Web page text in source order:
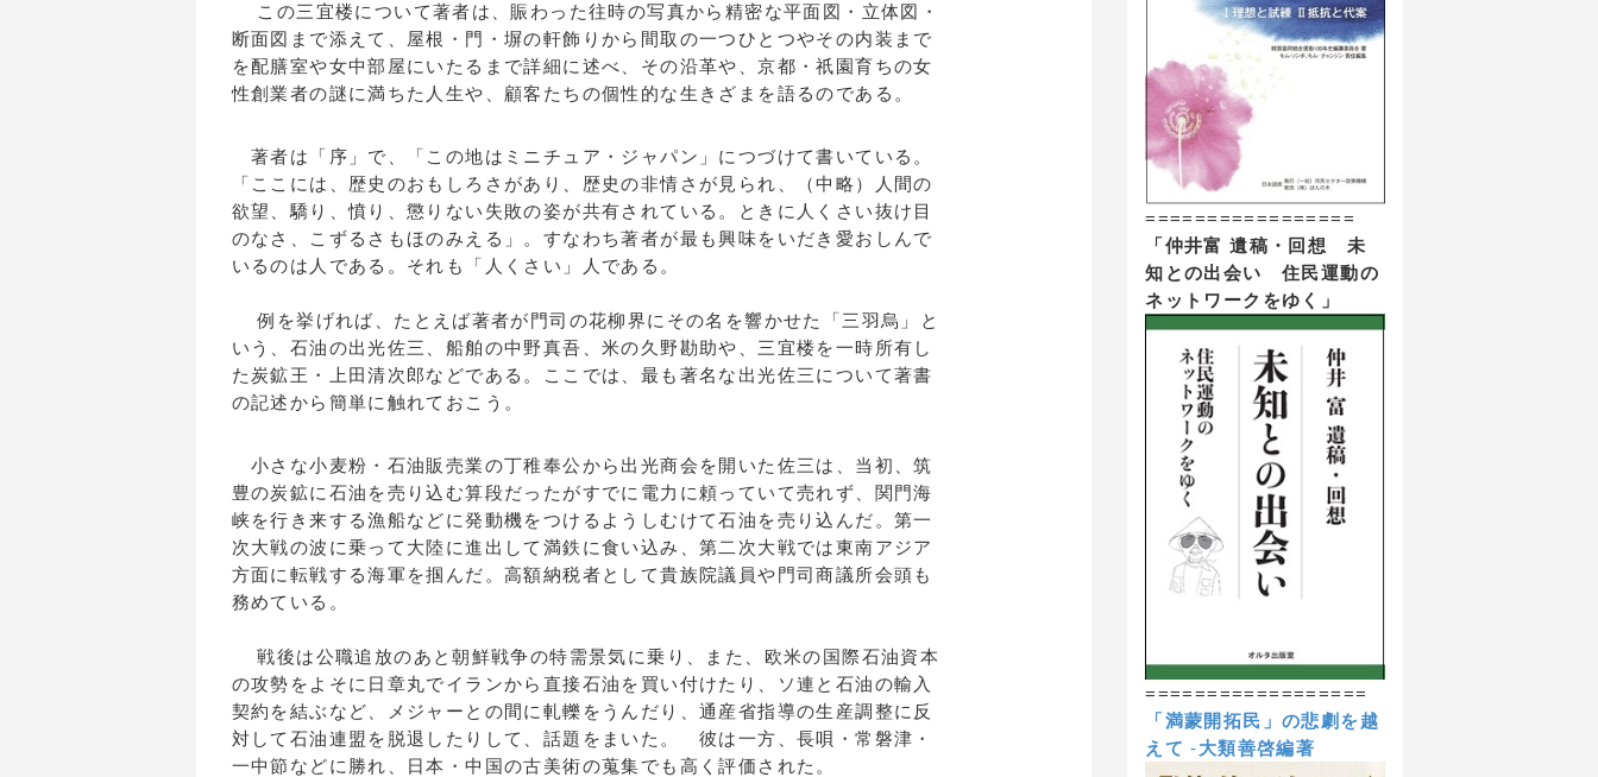
この三宜楼について著者は、賑わった往時の写真から精密な平面図・立体図・
断面図まで添えて、屋根・門・塀の軒飾りから間取の一つひとつやその内装まで
を配膳室や女中部屋にいたるまで詳細に述べ、その沿革や、京都・祇園育ちの女
性創業者の謎に満ちた人生や、顧客たちの個性的な生きざまを語るのである。
著者は「序」で、「この地はミニチュア・ジャパン」につづけて書いている。
「ここには、歴史のおもしろさがあり、歴史の非情さが見られ、（中略）人間の
欲望、驕り、憤り、懲りない失敗の姿が共有されている。ときに人くさい抜け目
のなさ、こずるさもほのみえる」。すなわち著者が最も興味をいだき愛おしんで
いるのは人である。それも「人くさい」人である。
例を挙げれば、たとえば著者が門司の花柳界にその名を響かせた「三羽烏」と
いう、石油の出光佐三、船舶の中野真吾、米の久野勘助や、三宜楼を一時所有し
た炭鉱王・上田清次郎などである。ここでは、最も著名な出光佐三について著書
の記述から簡単に触れておこう。
小さな小麦粉・石油販売業の丁稚奉公から出光商会を開いた佐三は、当初、筑
豊の炭鉱に石油を売り込む算段だったがすでに電力に頼っていて売れず、関門海
峡を行き来する漁船などに発動機をつけるようしむけて石油を売り込んだ。第一
次大戦の波に乗って大陸に進出して満鉄に食い込み、第二次大戦では東南アジア
方面に転戦する海軍を掴んだ。高額納税者として貴族院議員や門司商議所会頭も
務めている。
戦後は公職追放のあと朝鮮戦争の特需景気に乗り、また、欧米の国際石油資本
の攻勢をよそに日章丸でイランから直接石油を買い付けたり、ソ連と石油の輸入
契約を結ぶなど、メジャーとの間に軋轢をうんだり、通産省指導の生産調整に反
対して石油連盟を脱退したりして、話題をまいた。 彼は一方、長唄・常磐津・
一中節などに勝れ、日本・中国の古美術の蒐集でも高く評価された。
=================
「仲井富 遺稿・回想 未
知との出会い 住民運動の
ネットワークをゆく」
==================
「満蒙開拓民」の悲劇を越
えて -大類善啓編著